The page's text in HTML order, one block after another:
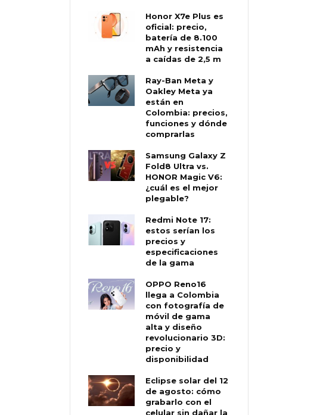
Honor X7e Plus es
oficial: precio,
batería de 8.100
mAh y resistencia
a caídas de 2,5 m
Ray-Ban Meta y
Oakley Meta ya
están en
Colombia: precios,
funciones y dónde
comprarlas
Samsung Galaxy Z
Fold8 Ultra vs.
HONOR Magic V6:
¿cuál es el mejor
plegable?
Redmi Note 17:
estos serían los
precios y
especificaciones
de la gama
OPPO Reno16
llega a Colombia
con fotografía de
móvil de gama
alta y diseño
revolucionario 3D:
precio y
disponibilidad
Eclipse solar del 12
de agosto: cómo
grabarlo con el
celular sin dañar la